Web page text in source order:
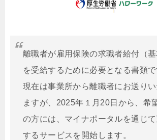
離職者が雇用保険の求職者給付（基
を受給するために必要となる書類で
現在は事業所から離職者にお送り
ますが、2025年１月20日から、希
の方には、マイナポータルを通じて
するサービスを開始します。